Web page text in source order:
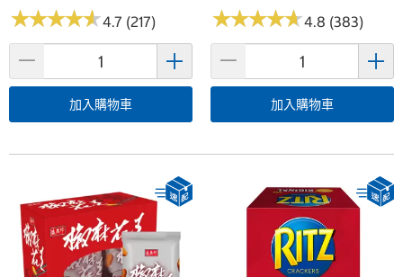
★★★★★
★★★★★4.7 (217)
加入購物車
★★★★★
★★★★★4.8 (383)
加入購物車